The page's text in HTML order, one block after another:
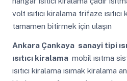
volt ısıtıcı kiralama trifaze
tamamen bitirmek için ulaşın
Ankara Çankaya sanayi tipi
ısıtıcı kiralama mobil ısıtma
ısıtıcı kiralama ısımak kiralama